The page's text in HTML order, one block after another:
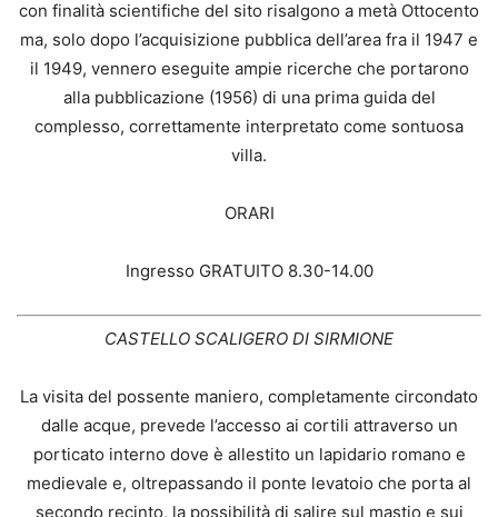
con finalità scientifiche del sito risalgono a metà Ottocento
ma, solo dopo l’acquisizione pubblica dell’area fra il 1947 e
il 1949, vennero eseguite ampie ricerche che portarono
alla pubblicazione (1956) di una prima guida del
complesso, correttamente interpretato come sontuosa
villa.
ORARI
Ingresso GRATUITO 8.30-14.00
CASTELLO SCALIGERO DI SIRMIONE
La visita del possente maniero, completamente circondato
dalle acque, prevede l’accesso ai cortili attraverso un
porticato interno dove è allestito un lapidario romano e
medievale e, oltrepassando il ponte levatoio che porta al
secondo recinto, la possibilità di salire sul mastio e sui